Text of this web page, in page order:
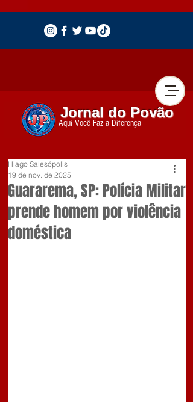
Jornal do Povão
Aqui Você Faz a Diferença
Guararema, SP: Polícia Militar
prende homem por violência
doméstica
Hiago Salesópolis
19 de nov. de 2025